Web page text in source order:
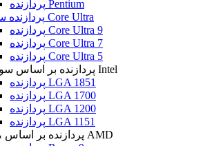
پردازنده Pentium
پردازنده سری Core Ultra
پردازنده Core Ultra 9
پردازنده Core Ultra 7
پردازنده Core Ultra 5
پردازنده بر اساس سوکت Intel
پردازنده LGA 1851
پردازنده LGA 1700
پردازنده LGA 1200
پردازنده LGA 1151
پردازنده بر اساس مدل AMD